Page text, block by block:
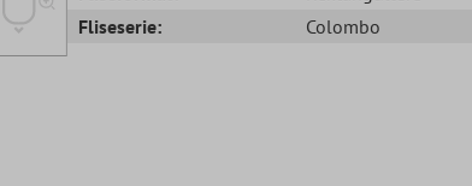
Fliseserie:
Colombo